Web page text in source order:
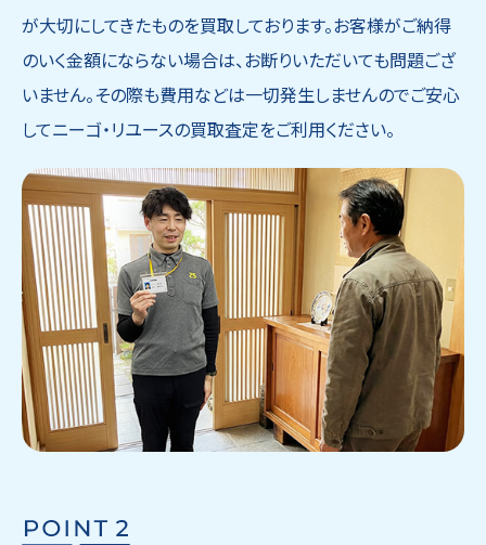
が大切にしてきたものを買取しております。お客様がご納得
のいく金額にならない場合は、お断りいただいても問題ござ
いません。その際も費用などは一切発生しませんのでご安心
してニーゴ・リユースの買取査定をご利用ください。